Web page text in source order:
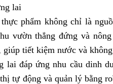
lai
phẩm không chỉ là
vườn thẳng đứng và
giúp tiết kiệm nước và
lai đáp ứng nhu cầu dinh
tự động và quản lý bằng